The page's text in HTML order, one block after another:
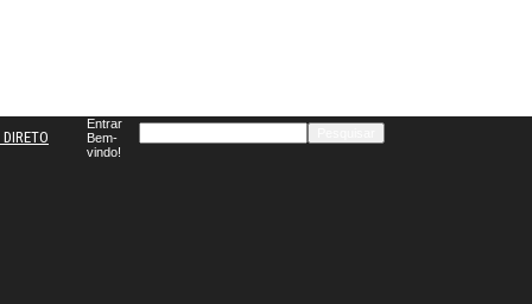
Entrar
Bem-
vindo!